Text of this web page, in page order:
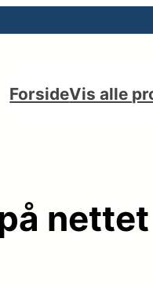
ForsideVis alle
nettet